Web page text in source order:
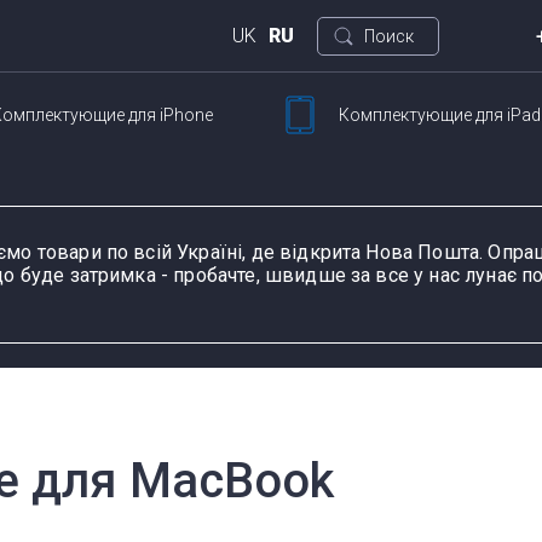
товари по всій Україні, де відкрита Нова Пошта.
затримка - пробачте, швидше за все у нас лунає
UK RU Поиск
Киев
ноутбуков
для iPhone
для смартфонов
Комплектующие для iPad
планшетов
устройства, модель или серию
для MacBook